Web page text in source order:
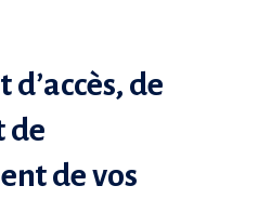
de
de
de vos